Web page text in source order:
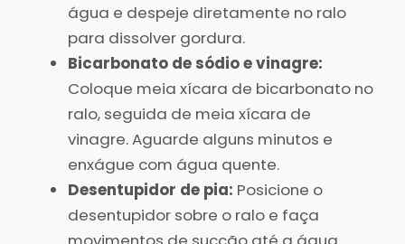
água e despeje diretamente no ralo
para dissolver gordura.
Bicarbonato de sódio e vinagre:
Coloque meia xícara de bicarbonato no
ralo, seguida de meia xícara de
vinagre. Aguarde alguns minutos e
enxágue com água quente.
Desentupidor de pia: Posicione o
desentupidor sobre o ralo e faça